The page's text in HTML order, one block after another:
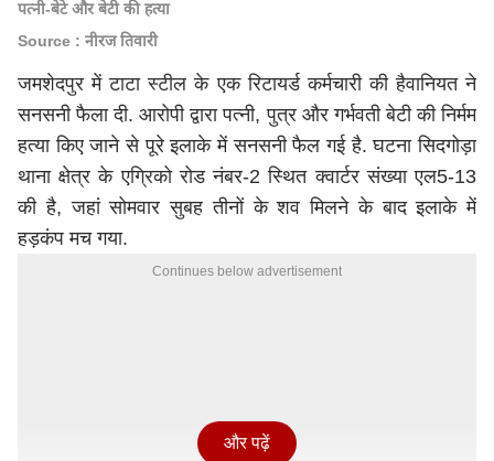
पत्नी-बेटे और बेटी की हत्या
Source : नीरज तिवारी
जमशेदपुर में टाटा स्टील के एक रिटायर्ड कर्मचारी की हैवानियत ने
सनसनी फैला दी. आरोपी द्वारा पत्नी, पुत्र और गर्भवती बेटी की निर्मम
हत्या किए जाने से पूरे इलाके में सनसनी फैल गई है. घटना सिदगोड़ा
थाना क्षेत्र के एग्रिको रोड नंबर-2 स्थित क्वार्टर संख्या एल5-13
की है, जहां सोमवार सुबह तीनों के शव मिलने के बाद इलाके में
हड़कंप मच गया.
Continues below advertisement
और पढ़ें